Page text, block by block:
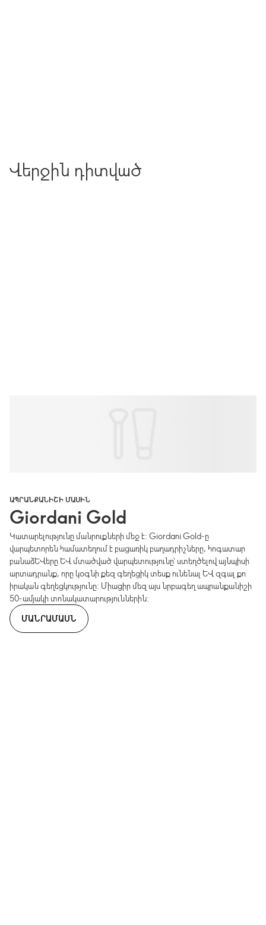
Վերջին դիտված
ԱՊՐԱՆՔԱՆԻՇԻ ՄԱՍԻՆ
Giordani Gold
Կատարելությունը մանրուքների մեջ է: Giordani Gold-ը
վարպետորեն համատեղում է բացառիկ բաղադրիչները, հոգատար
բանաձևերը և մտածված վարպետությունը՝ ստեղծելով այնպիսի
արտադրանք, որը կօգնի քեզ գեղեցիկ տեսք ունենալ և զգալ քո
իրական գեղեցկությունը: Միացիր մեզ այս նրբագեղ ապրանքանիշի
50-ամյակի տոնակատարություններին:
ՄԱՆՐԱՄԱՍՆ